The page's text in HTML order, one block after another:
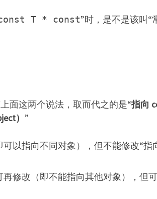
T * const”时，是不是该叫“
面这两个说法，取而代之的是“指向
） ”
以指向不同对象），但不能修改“指
修改（即不能指向其他对象），但